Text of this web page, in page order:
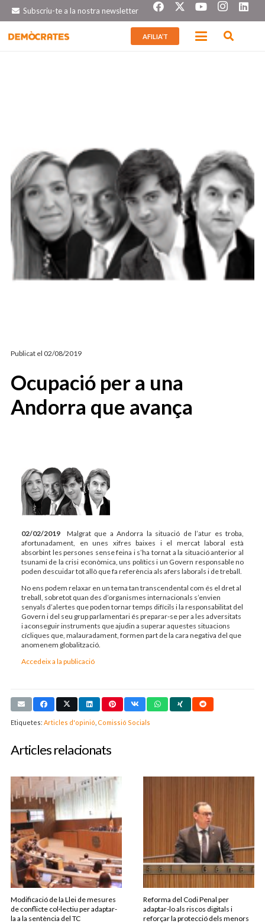
Subscriu-te a la nostra newsletter
AFILIA’T
Publicat el 02/08/2019
Ocupació per a una
Andorra que avança
02/02/2019 Malgrat que a Andorra la situació de l’atur es troba,
afortunadament, en unes xifres baixes i el mercat laboral està
absorbint les persones sense feina i s’ha tornat a la situació anterior al
tsunami de la crisi econòmica, uns polítics i un Govern responsable no
poden descuidar tot allò que fa referència als afers laborals i de treball.
No ens podem relaxar en un tema tan transcendental com és el dret al
treball, sobretot quan des d’organismes internacionals s’envien
senyals d’alertes que poden tornar temps difícils i la responsabilitat del
Govern i del seu grup parlamentari és preparar-se per a les adversitats
i aconseguir instruments que ajudin a superar aquestes situacions
cícliques que, malauradament, formen part de la cara negativa del que
anomenem globalització.
Accedeix a la publicació
Etiquetes: Articles d'opinió Comissió Socials
Articles relacionats
Modificació de la Llei de mesures
de conflicte col·lectiu per adaptar-
la a la sentència del TC
Reforma del Codi Penal per
adaptar-lo als riscos digitals i
reforçar la protecció dels menors